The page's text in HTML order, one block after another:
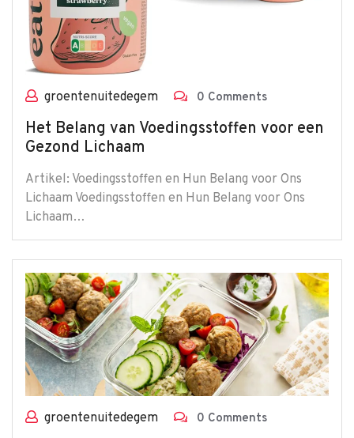
groentenuitedegem 0 Comments
Het Belang van Voedingsstoffen voor een
Gezond Lichaam
Artikel: Voedingsstoffen en Hun Belang voor Ons
Lichaam Voedingsstoffen en Hun Belang voor Ons
Lichaam…
groentenuitedegem 0 Comments